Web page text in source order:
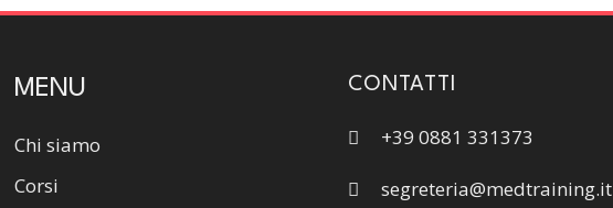
MENU
Chi siamo
Corsi
CONTATTI
+39 0881 331373
segreteria@medtraining.it